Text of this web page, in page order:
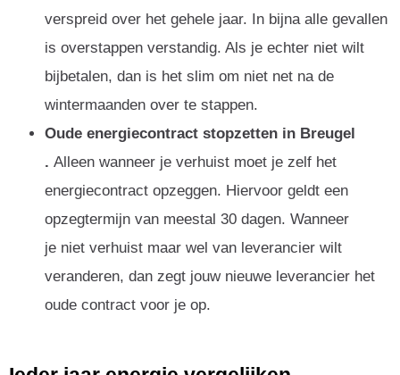
verspreid over het gehele jaar. In bijna alle gevallen
is overstappen verstandig. Als je echter niet wilt
bijbetalen, dan is het slim om niet net na de
wintermaanden over te stappen.
Oude energiecontract stopzetten in Breugel
. Alleen wanneer je verhuist moet je zelf het
energiecontract opzeggen. Hiervoor geldt een
opzegtermijn van meestal 30 dagen. Wanneer
je niet verhuist maar wel van leverancier wilt
veranderen, dan zegt jouw nieuwe leverancier het
oude contract voor je op.